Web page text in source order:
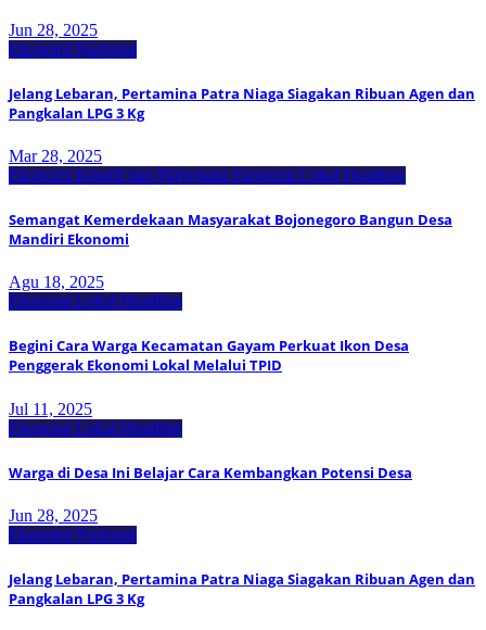
Jun 28, 2025
Ekonomi Nasional
Jelang Lebaran, Pertamina Patra Niaga Siagakan Ribuan Agen dan
Pangkalan LPG 3 Kg
Mar 28, 2025
Ekonomi Kreatif dan Pariwisata Ekonomi Lokal Headline
Semangat Kemerdekaan Masyarakat Bojonegoro Bangun Desa
Mandiri Ekonomi
Agu 18, 2025
Ekonomi Lokal Headline
Begini Cara Warga Kecamatan Gayam Perkuat Ikon Desa
Penggerak Ekonomi Lokal Melalui TPID
Jul 11, 2025
Ekonomi Lokal Headline
Warga di Desa Ini Belajar Cara Kembangkan Potensi Desa
Jun 28, 2025
Ekonomi Nasional
Jelang Lebaran, Pertamina Patra Niaga Siagakan Ribuan Agen dan
Pangkalan LPG 3 Kg